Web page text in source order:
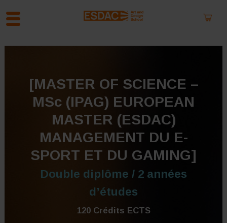
[MASTER OF SCIENCE –
MSc (IPAG) EUROPEAN
MASTER (ESDAC)
MANAGEMENT DU E-
SPORT ET DU GAMING]
Double diplôme / 2 années
d’études
120 Crédits ECTS